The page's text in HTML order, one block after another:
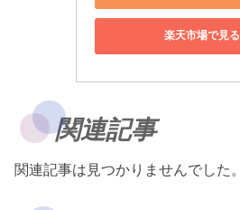
楽天市場で見る
関連記事
関連記事は見つかりませんでした。